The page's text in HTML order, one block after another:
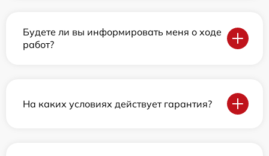
Будете ли вы информировать меня о ходе
работ?
На каких условиях действует гарантия?